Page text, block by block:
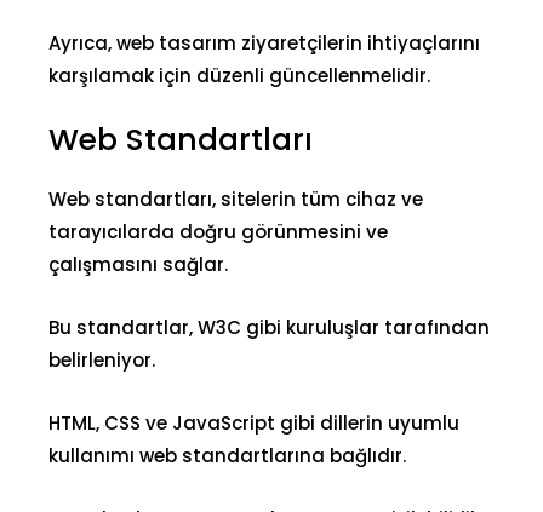
Ayrıca, web tasarım ziyaretçilerin ihtiyaçlarını
karşılamak için düzenli güncellenmelidir.
Web Standartları
Web standartları, sitelerin tüm cihaz ve
tarayıcılarda doğru görünmesini ve
çalışmasını sağlar.
Bu standartlar, W3C gibi kuruluşlar tarafından
belirleniyor.
HTML, CSS ve JavaScript gibi dillerin uyumlu
kullanımı web standartlarına bağlıdır.